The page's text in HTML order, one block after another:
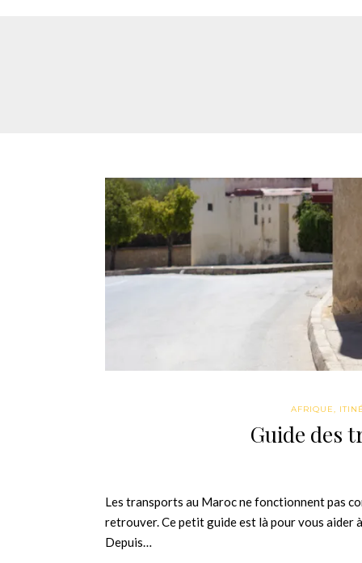
AFRIQUE,
Guide des
Les transports au Maroc ne fonctionnent pas
retrouver. Ce petit guide est là pour vous aider
Depuis…